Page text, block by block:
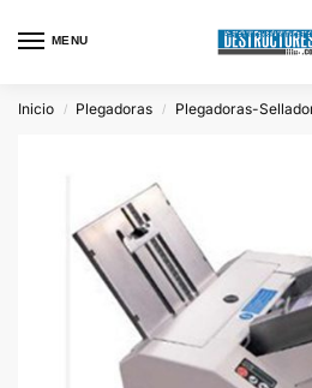
MENU
Inicio / Plegadoras / Plegadoras-